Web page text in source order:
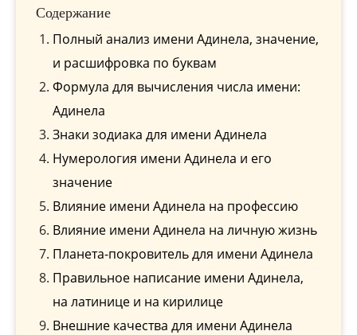
Содержание
Полный анализ имени Адинела, значение,
и расшифровка по буквам
Формула для вычисления числа имени:
Адинела
Знаки зодиака для имени Адинела
Нумерология имени Адинела и его
значение
Влияние имени Адинела на профессию
Влияние имени Адинела на личную жизнь
Планета-покровитель для имени Адинела
Правильное написание имени Адинела,
на латинице и на кирилице
Внешние качества для имени Адинела